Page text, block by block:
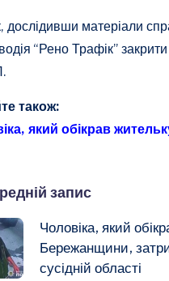
дослідивши матеріали
“Рено Трафік”
також:
який обікрав
запис
Чоловіка, який
Бережанщини,
сусідній області